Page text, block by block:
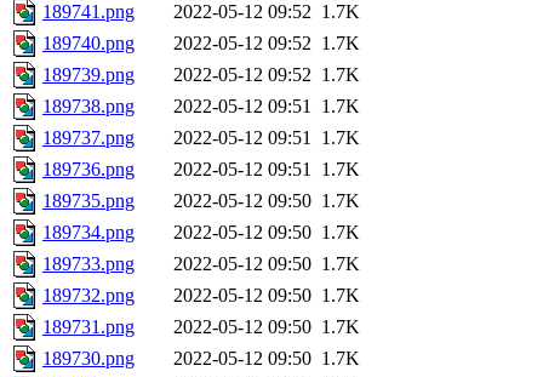
189741.png
2022-05-12 09:52 1.7K
189740.png
2022-05-12 09:52 1.7K
189739.png
2022-05-12 09:52 1.7K
189738.png
2022-05-12 09:51 1.7K
189737.png
2022-05-12 09:51 1.7K
189736.png
2022-05-12 09:51 1.7K
189735.png
2022-05-12 09:50 1.7K
189734.png
2022-05-12 09:50 1.7K
189733.png
2022-05-12 09:50 1.7K
189732.png
2022-05-12 09:50 1.7K
189731.png
2022-05-12 09:50 1.7K
189730.png
2022-05-12 09:50 1.7K